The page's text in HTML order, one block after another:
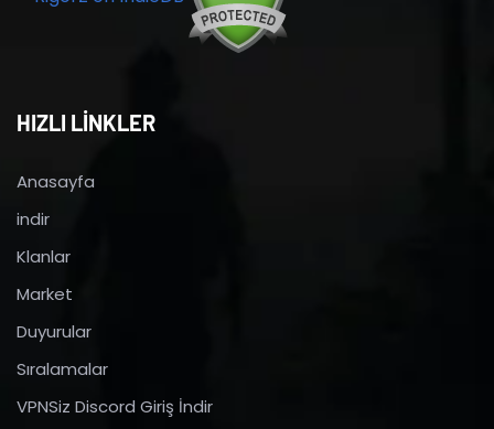
HIZLI LİNKLER
Anasayfa
indir
Klanlar
Market
Duyurular
Sıralamalar
VPNSiz Discord Giriş İndir